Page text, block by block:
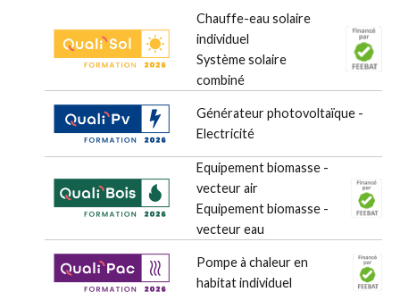
Chauffe-eau solaire
individuel
Système solaire
combiné
Générateur photovoltaïque -
Electricité
Equipement biomasse -
vecteur air
Equipement biomasse -
vecteur eau
Pompe à chaleur en
habitat individuel